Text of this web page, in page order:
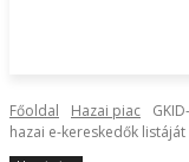
Főoldal Hazai piac
hazai e-kereskedők listáját